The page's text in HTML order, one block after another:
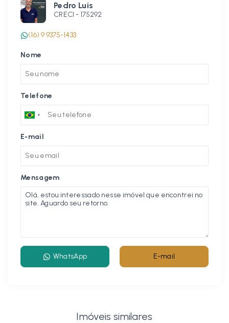
Pedro Luis
CRECI - 175292
(16) 9 9375-1433
Nome
Telefone
E-mail
Mensagem
WhatsApp E-mail
Imóveis similares